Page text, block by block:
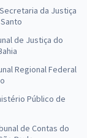
Secretaria da Justiça
de Justiça do
Regional Federal
Público de
de Contas do